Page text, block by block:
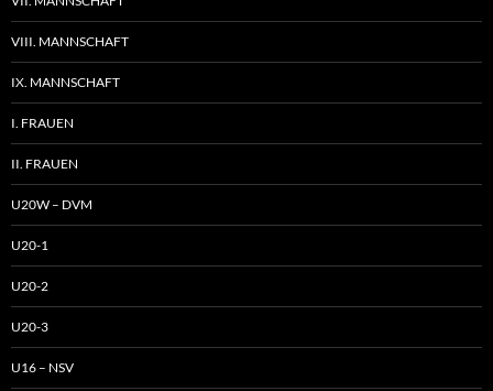
VIII. MANNSCHAFT
IX. MANNSCHAFT
I. FRAUEN
II. FRAUEN
U20W – DVM
U20-1
U20-2
U20-3
U16 – NSV